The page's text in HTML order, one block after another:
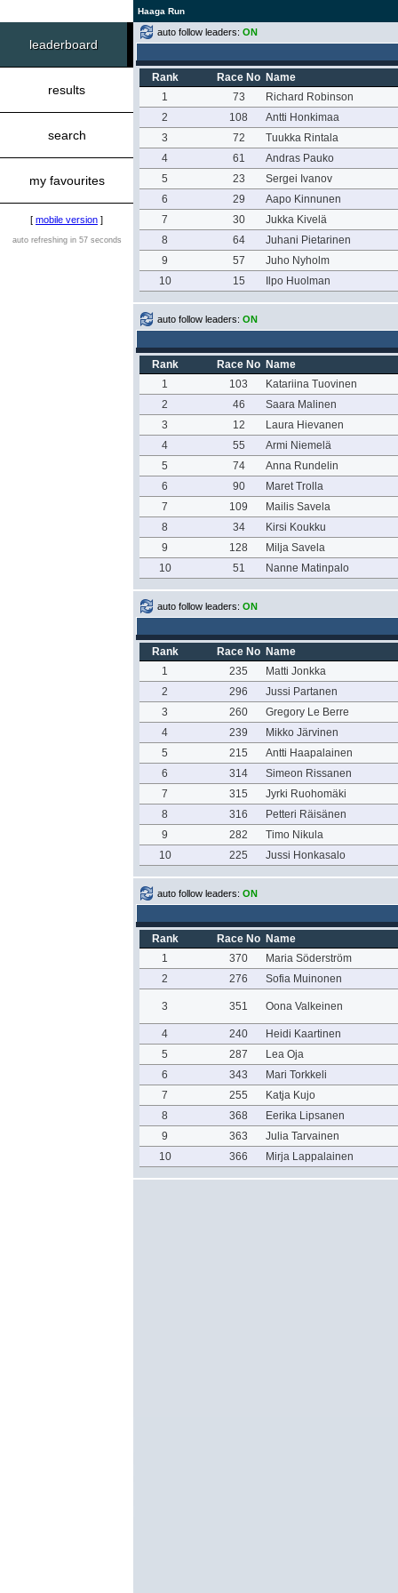
Haaga Run
leaderboard
results
search
my favourites
[ mobile version ]
auto refreshing in 57 seconds
auto follow leaders: ON
Rank Race No Name
1
73
Richard Robinson
2
108
Antti Honkimaa
3
72
Tuukka Rintala
4
61
Andras Pauko
5
23
Sergei Ivanov
6
29
Aapo Kinnunen
7
30
Jukka Kivelä
8
64
Juhani Pietarinen
9
57
Juho Nyholm
10
15 Ilpo Huolman
auto follow leaders: ON
Rank Race No Name
1
103
Katariina Tuovinen
2
46
Saara Malinen
3
12
Laura Hievanen
4
55
Armi Niemelä
5
74
Anna Rundelin
6
90
Maret Trolla
7
109
Mailis Savela
8
34
Kirsi Koukku
9
128
Milja Savela
10
51 Nanne Matinpalo
auto follow leaders: ON
Rank Race No Name
1
235
Matti Jonkka
2
296
Jussi Partanen
3
260
Gregory Le Berre
4
239
Mikko Järvinen
5
215
Antti Haapalainen
6
314
Simeon Rissanen
7
315
Jyrki Ruohomäki
8
316
Petteri Räisänen
9
282
Timo Nikula
10
225 Jussi Honkasalo
auto follow leaders: ON
Rank Race No Name
1
370
Maria Söderström
2
276 Sofia Muinonen
3 351 Oona Valkeinen
4 240
Heidi Kaartinen
5
287
Lea Oja
6
343
Mari Torkkeli
7
255
Katja Kujo
8
368
Eerika Lipsanen
9
363
Julia Tarvainen
10
366 Mirja Lappalainen